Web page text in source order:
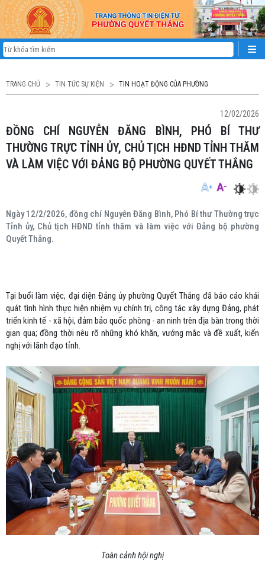
TRANG CHỦ TIN TỨC SỰ KIỆN TIN HOẠT ĐỘNG CỦA PHƯỜNG
12/02/2026
ĐỒNG CHÍ NGUYỄN ĐĂNG BÌNH, PHÓ BÍ THƯ
THƯỜNG TRỰC TỈNH ỦY, CHỦ TỊCH HĐND TỈNH THĂM
VÀ LÀM VIỆC VỚI ĐẢNG BỘ PHƯỜNG QUYẾT THẮNG
Ngày 12/2/2026, đồng chí Nguyễn Đăng Bình, Phó Bí thư Thường trực
Tỉnh ủy, Chủ tịch HĐND tỉnh thăm và làm việc với Đảng bộ phường
Quyết Thắng.
Tại buổi làm việc, đại diện Đảng ủy phường Quyết Thắng đã báo cáo khái
quát tình hình thực hiện nhiệm vụ chính trị, công tác xây dựng Đảng, phát
triển kinh tế - xã hội, đảm bảo quốc phòng - an ninh trên địa bàn trong thời
gian qua; đồng thời nêu rõ những khó khăn, vướng mắc và đề xuất, kiến
nghị với lãnh đạo tỉnh.
Toàn cảnh hội nghị